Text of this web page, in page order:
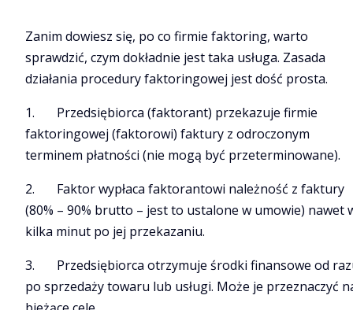
Zanim dowiesz się, po co firmie faktoring, warto
sprawdzić, czym dokładnie jest taka usługa. Zasada
działania procedury faktoringowej jest dość prosta.
1. Przedsiębiorca (faktorant) przekazuje firmie
faktoringowej (faktorowi) faktury z odroczonym
terminem płatności (nie mogą być przeterminowane).
2. Faktor wypłaca faktorantowi należność z faktury
(80% – 90% brutto – jest to ustalone w umowie) nawet
kilka minut po jej przekazaniu.
3. Przedsiębiorca otrzymuje środki finansowe od
po sprzedaży towaru lub usługi. Może je przeznaczyć